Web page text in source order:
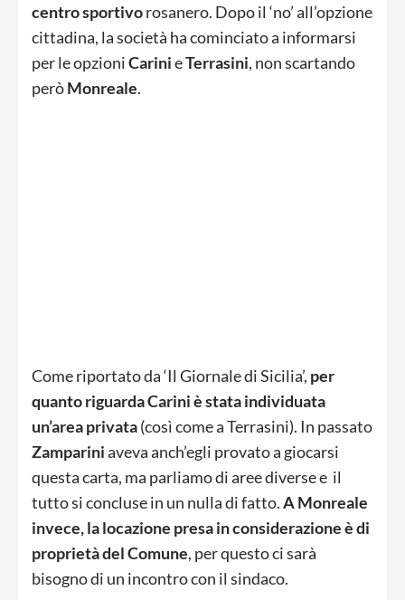
centro sportivorosanero. Dopo il ‘no’ all’opzione
cittadina, la società ha cominciato a informarsi
per le opzioniCarinieTerrasini, non scartando
peròMonreale.
Come riportato da ‘Il Giornale di Sicilia’, per
quanto riguarda Carini è stata individuata
un’area privata(così come a Terrasini). In passato
Zampariniaveva anch’egli provato a giocarsi
questa carta, ma parliamo di aree diverse e il
tutto si concluse in un nulla di fatto.A Monreale
invece, la locazione presa in considerazione è di
proprietà del Comune, per questo ci sarà
bisogno di un incontro con il sindaco.